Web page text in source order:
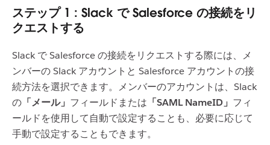
ステップ 1 : Slack で Salesforce の接続をリ
クエストする
Slack で Salesforce の接続をリクエストする際には、メ
ンバーの Slack アカウントと Salesforce アカウントの接
続方法を選択できます。メンバーのアカウントは、Slack
の 「メール」 フィールドまたは 「SAML NameID」 フィ
ールドを使用して自動で設定することも、必要に応じて
手動で設定することもできます。